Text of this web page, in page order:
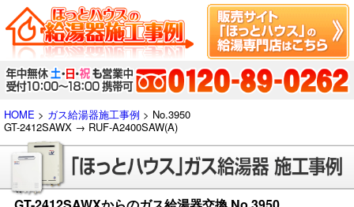
HOME > ガス給湯器施工事例 > No.3950
GT-2412SAWX → RUF-A2400SAW(A)